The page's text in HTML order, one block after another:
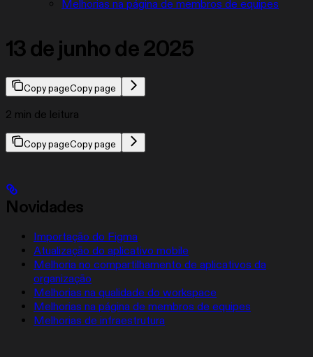
Melhorias na página de membros de equipes
13 de junho de 2025
Copy pageCopy page
2 min de leitura
Copy pageCopy page
Novidades
Importação do Figma
Atualização do aplicativo mobile
Melhoria no compartilhamento de aplicativos da
organização
Melhorias na qualidade do workspace
Melhorias na página de membros de equipes
Melhorias de infraestrutura